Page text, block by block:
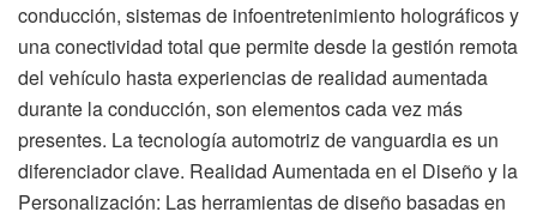
conducción, sistemas de infoentretenimiento holográficos y
una conectividad total que permite desde la gestión remota
del vehículo hasta experiencias de realidad aumentada
durante la conducción, son elementos cada vez más
presentes. La tecnología automotriz de vanguardia es un
diferenciador clave. Realidad Aumentada en el Diseño y la
Personalización: Las herramientas de diseño basadas en